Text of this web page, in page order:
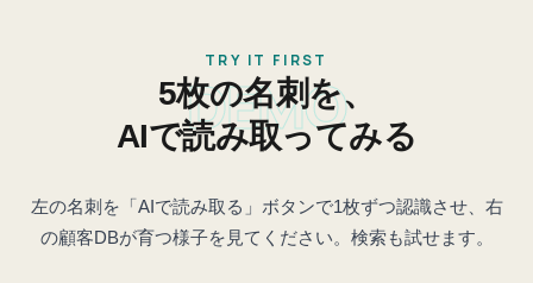
DEMO
TRY IT FIRST
5枚の名刺を、
AIで読み取ってみる
左の名刺を「AIで読み取る」ボタンで1枚ずつ認識させ、右
の顧客DBが育つ様子を見てください。検索も試せます。